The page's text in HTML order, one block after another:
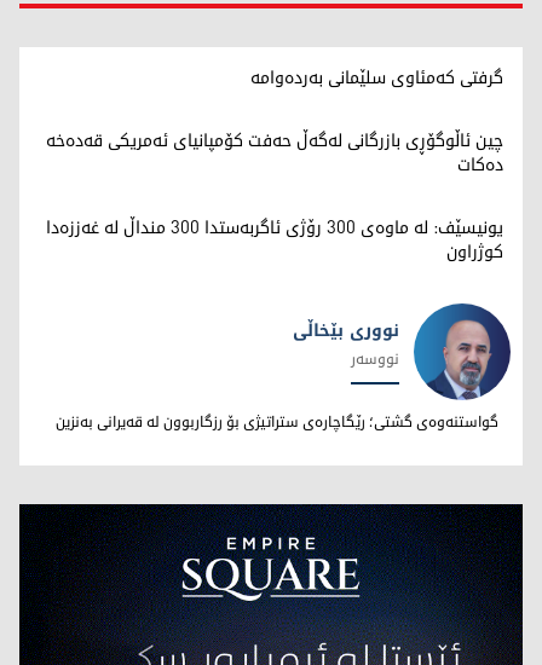
گرفتی کەمئاوی سلێمانی بەردەوامە
چین ئاڵوگۆڕی بازرگانی لەگەڵ حەفت کۆمپانیای ئەمریکی قەدەخە
دەکات
یونیسێف: لە ماوەی 300 رۆژی ئاگربەستدا 300 منداڵ لە غەززەدا
کوژراون
نووری بێخاڵی
نووری بێخاڵی
نووسەر
گواستنەوەی گشتی؛ رێگاچارەی ستراتیژی بۆ رزگاربوون لە قەیرانی بەنزین